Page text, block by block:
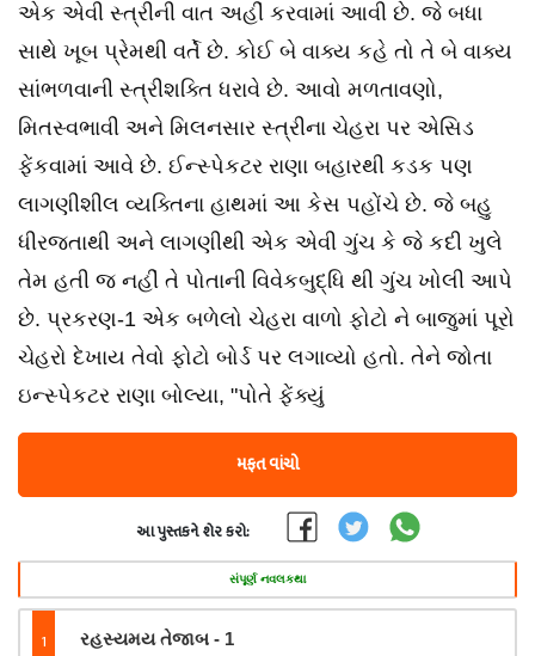
એક એવી સ્ત્રીની વાત અહીં કરવામાં આવી છે. જે બધા
સાથે ખૂબ પ્રેમથી વર્તે છે. કોઈ બે વાક્ય કહે તો તે બે વાક્ય
સાંભળવાની સ્ત્રીશક્તિ ધરાવે છે. આવો મળતાવણો,
મિતસ્વભાવી અને મિલનસાર સ્ત્રીના ચેહરા પર એસિડ
ફેંકવામાં આવે છે. ઈન્સ્પેકટર રાણા બહારથી કડક પણ
લાગણીશીલ વ્યક્તિના હાથમાં આ કેસ પહોંચે છે. જે બહુ
ધીરજતાથી અને લાગણીથી એક એવી ગુંચ કે જે કદી ખુલે
તેમ હતી જ નહીં તે પોતાની વિવેકબુદ્ધિ થી ગુંચ ખોલી આપે
છે. પ્રકરણ-1 એક બળેલો ચેહરા વાળો ફોટો ને બાજુમાં પૂરો
ચેહરો દેખાય તેવો ફોટો બોર્ડ પર લગાવ્યો હતો. તેને જોતા
ઇન્સ્પેકટર રાણા બોલ્યા, "પોતે ફેંક્યું
મફત વાંચો
આ પુસ્તકને શેર કરો:
સંપૂર્ણ નવલકથા
1 રહસ્યમય તેજાબ - 1